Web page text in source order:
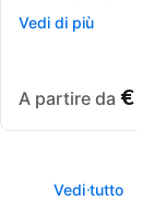
gratuito, una
Recensione
Struttura
Vedi di più
A partire da €
Vedi tutto